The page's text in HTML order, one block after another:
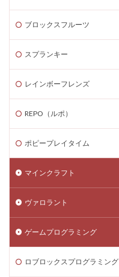
ブロックスフルーツ
スプランキー
レインボーフレンズ
REPO（ルポ）
ポピープレイタイム
マインクラフト
ヴァロラント
ゲームプログラミング
ロブロックスプログラミング